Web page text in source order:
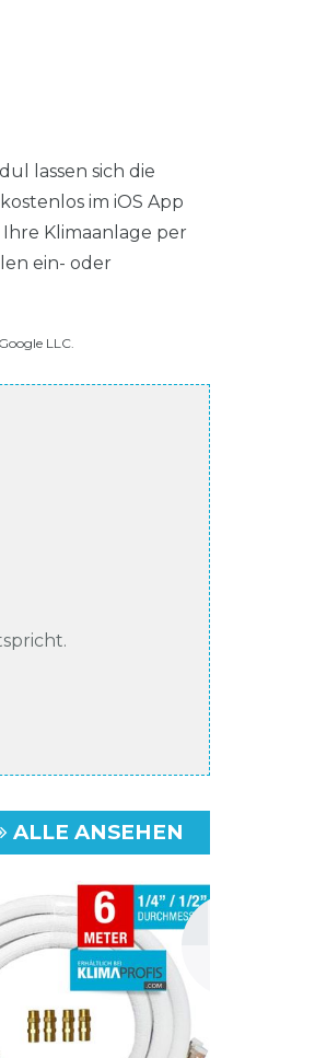
lassen sich die
im iOS App
Klimaanlage per
ein- oder
LLC.
ALLE ANSEHEN